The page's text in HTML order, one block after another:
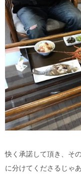
快く承諾して頂き、そ
に分けてくださるじゃ